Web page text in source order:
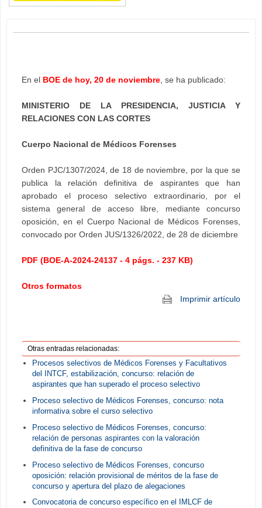
En el BOE de hoy, 20 de noviembre , se ha publicado:
MINISTERIO DE LA PRESIDENCIA, JUSTICIA Y
RELACIONES CON LAS CORTES
Cuerpo Nacional de Médicos Forenses
Orden PJC/1307/2024, de 18 de noviembre, por la que se
publica la relación definitiva de aspirantes que han
aprobado el proceso selectivo extraordinario, por el
sistema general de acceso libre, mediante concurso
oposición, en el Cuerpo Nacional de Médicos Forenses,
convocado por Orden JUS/1326/2022, de 28 de diciembre
PDF (BOE-A-2024-24137 - 4 págs. - 237 KB)
Otros formatos
Imprimir artículo
Otras entradas relacionadas:
Procesos selectivos de Médicos Forenses y Facultativos
del INTCF, estabilización, concurso: relación de
aspirantes que han superado el proceso selectivo
Proceso selectivo de Médicos Forenses, concurso: nota
informativa sobre el curso selectivo
Proceso selectivo de Médicos Forenses, concurso:
relación de personas aspirantes con la valoración
definitiva de la fase de concurso
Proceso selectivo de Médicos Forenses, concurso
oposición: relación provisional de méritos de la fase de
concurso y apertura del plazo de alegaciones
Convocatoria de concurso específico en el IMLCF de